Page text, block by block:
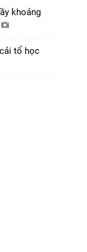
khoảng
tổ học